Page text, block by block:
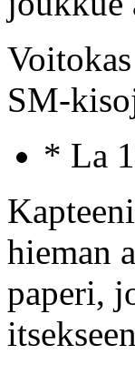
SM-
* La
hieman
paperi,